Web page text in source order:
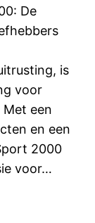
De
is
voor
een
en een
2000
voor…